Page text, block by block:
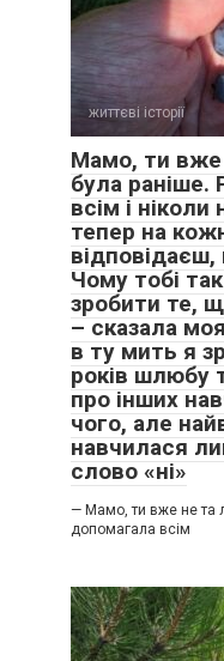
життєві історії
Мамо, ти вже
була раніше.
всім і
тепер на
Чому тобі
зробити те,
– сказала
в ту мить я
років шлюбу
про інших
чого, але
навчилася
слово «ні»
— Мамо, ти вже не та
допомагала всім